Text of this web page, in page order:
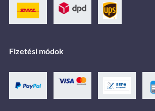
Fizetési módok